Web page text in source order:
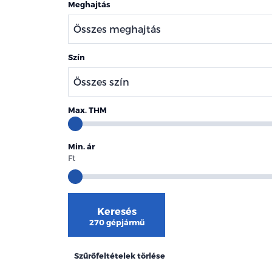
Meghajtás
Szín
Max. THM
Min. ár
Ft
Keresés
270 gépjármű
Szűrőfeltételek törlése